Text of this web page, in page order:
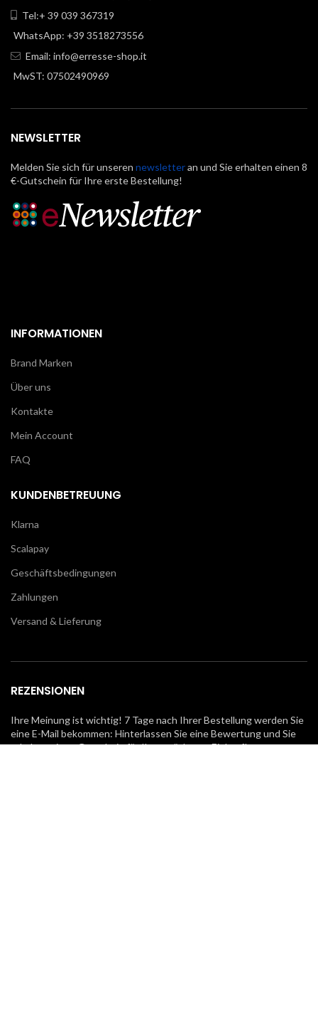
Tel:+ 39 039 367319
WhatsApp: +39 3518273556
Email: info@erresse-shop.it
MwST: 07502490969
NEWSLETTER
Melden Sie sich für unseren newsletteran und Sie erhalten einen 8
€-Gutschein für Ihre erste Bestellung!
INFORMATIONEN
Brand Marken
Über uns
Kontakte
Mein Account
FAQ
KUNDENBETREUUNG
Klarna
Scalapay
Geschäftsbedingungen
Zahlungen
Versand & Lieferung
REZENSIONEN
Ihre Meinung ist wichtig! 7 Tage nach Ihrer Bestellung werden Sie
eine E-Mail bekommen: Hinterlassen Sie eine Bewertung und Sie
erhalten einen Gutschein für Ihren nächsten Einkauf!